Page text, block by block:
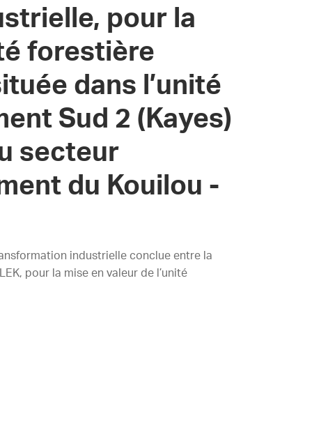
pour la
forestière
dans l’unité
Sud 2 (Kayes)
secteur
du Kouilou -
industrielle conclue entre la
pour la mise en valeur de l’unité